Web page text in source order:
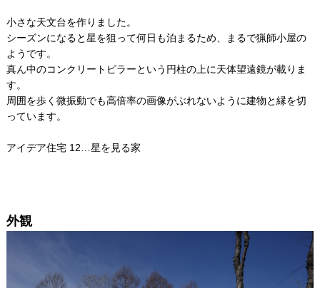
小さな天文台を作りました。
シーズンになると星を狙って何日も泊まるため、まるで猟師小屋の
ようです。
真ん中のコンクリートピラーという円柱の上に天体望遠鏡が載りま
す。
周囲を歩く微振動でも高倍率の画像がぶれないように建物と縁を切
っています。
アイデア住宅 12…星を見る家
外観